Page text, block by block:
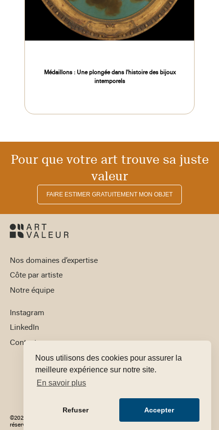
Nous utilisons des cookies pour assurer la
meilleure expérience sur notre site.
En savoir plus
Refuser Accepter
Médaillons : Une plongée dans l'histoire des bijoux
intemporels
Pour que votre art trouve sa juste
valeur
FAIRE ESTIMER GRATUITEMENT MON OBJET
Nos domaines d’expertise
Côte par artiste
Notre équipe
Instagram
LinkedIn
Contact
©2025 Art Valeur - Tous droits
réservés
Mentions
Conditions générales de